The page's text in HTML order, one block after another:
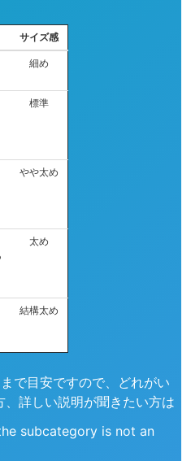
サイズ感
細め
標準
やや太め
太め
結構太め
で目安ですので、どれがい
詳しい説明が聞きたい方は
subcategory is not an